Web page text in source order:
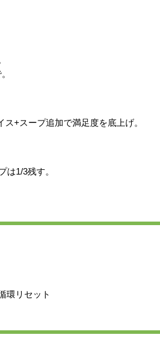
+スープ追加で満足度を底上げ。
1/3残す。
環リセット